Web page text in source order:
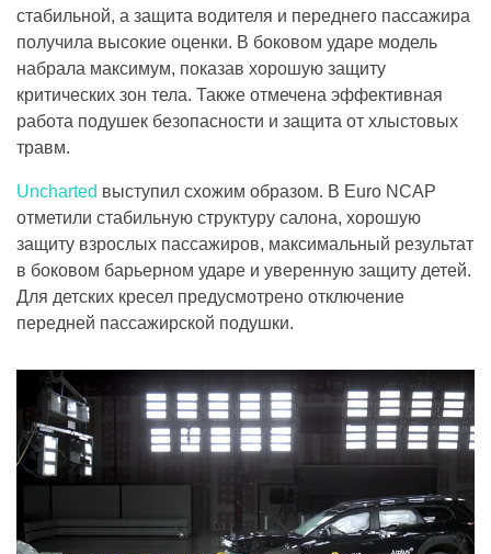
стабильной, а защита водителя и переднего пассажира
получила высокие оценки. В боковом ударе модель
набрала максимум, показав хорошую защиту
критических зон тела. Также отмечена эффективная
работа подушек безопасности и защита от хлыстовых
травм.
Uncharted выступил схожим образом. В Euro NCAP
отметили стабильную структуру салона, хорошую
защиту взрослых пассажиров, максимальный результат
в боковом барьерном ударе и уверенную защиту детей.
Для детских кресел предусмотрено отключение
передней пассажирской подушки.